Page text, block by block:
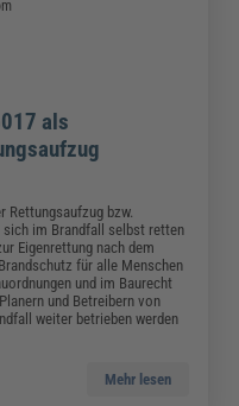
als
Rettungsaufzug bzw.
sich im Brandfall selbst retten
Eigenrettung nach dem
für alle Menschen
und im Baurecht
und Betreibern von
weiter betrieben werden
Mehr lesen